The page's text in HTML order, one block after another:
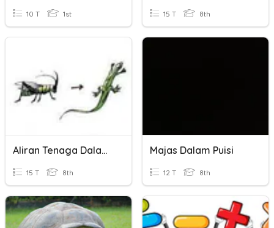
10 T 1st 15 T 8th
Aliran Tenaga Dalam Ekosistem
15 T 8th
Majas Dalam Puisi
12 T 8th